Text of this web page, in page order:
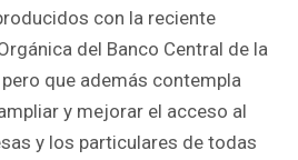
con la reciente
del Banco Central de la
que además contempla
y mejorar el acceso al
y los particulares de todas